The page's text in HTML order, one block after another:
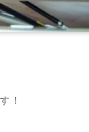
！